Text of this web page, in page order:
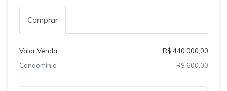
Comprar
Valor Venda
R$ 440.000,00
Condomínio
R$ 600,00